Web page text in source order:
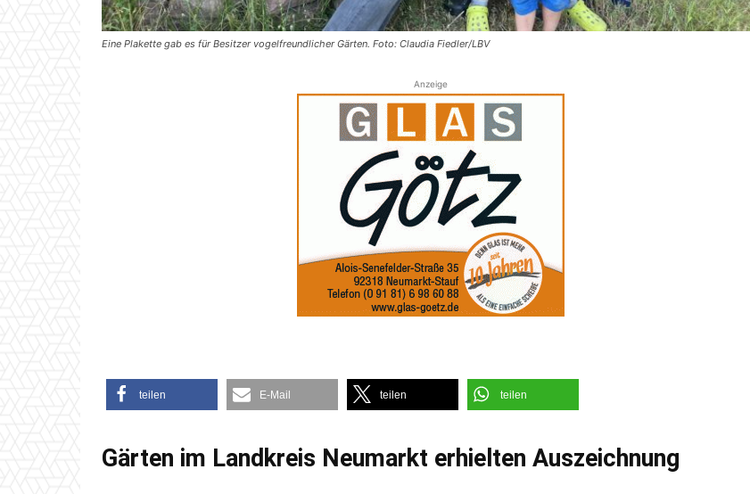
Eine Plakette gab es für Besitzer vogelfreundlicher Gärten. Foto: Claudia Fiedler/LBV
Anzeige
teilen E-Mail teilen teilen
Gärten im Landkreis Neumarkt erhielten Auszeichnung